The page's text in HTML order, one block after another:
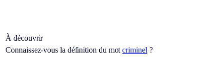
À découvrir
Connaissez-vous la définition du motcriminel ?